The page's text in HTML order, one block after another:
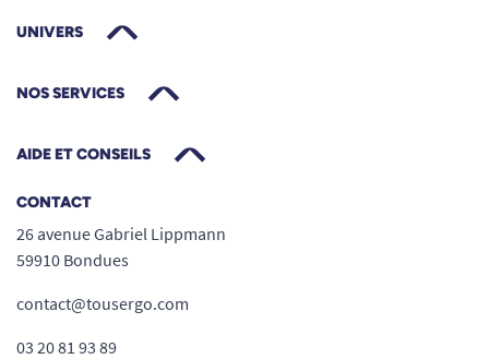
UNIVERS
NOS SERVICES
AIDE ET CONSEILS
CONTACT
26 avenue Gabriel Lippmann
59910 Bondues
contact@tousergo.com
03 20 81 93 89